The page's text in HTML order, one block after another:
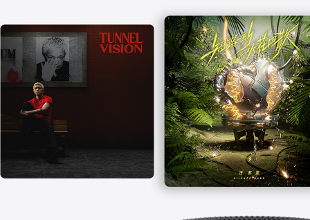
口
中
打
开)